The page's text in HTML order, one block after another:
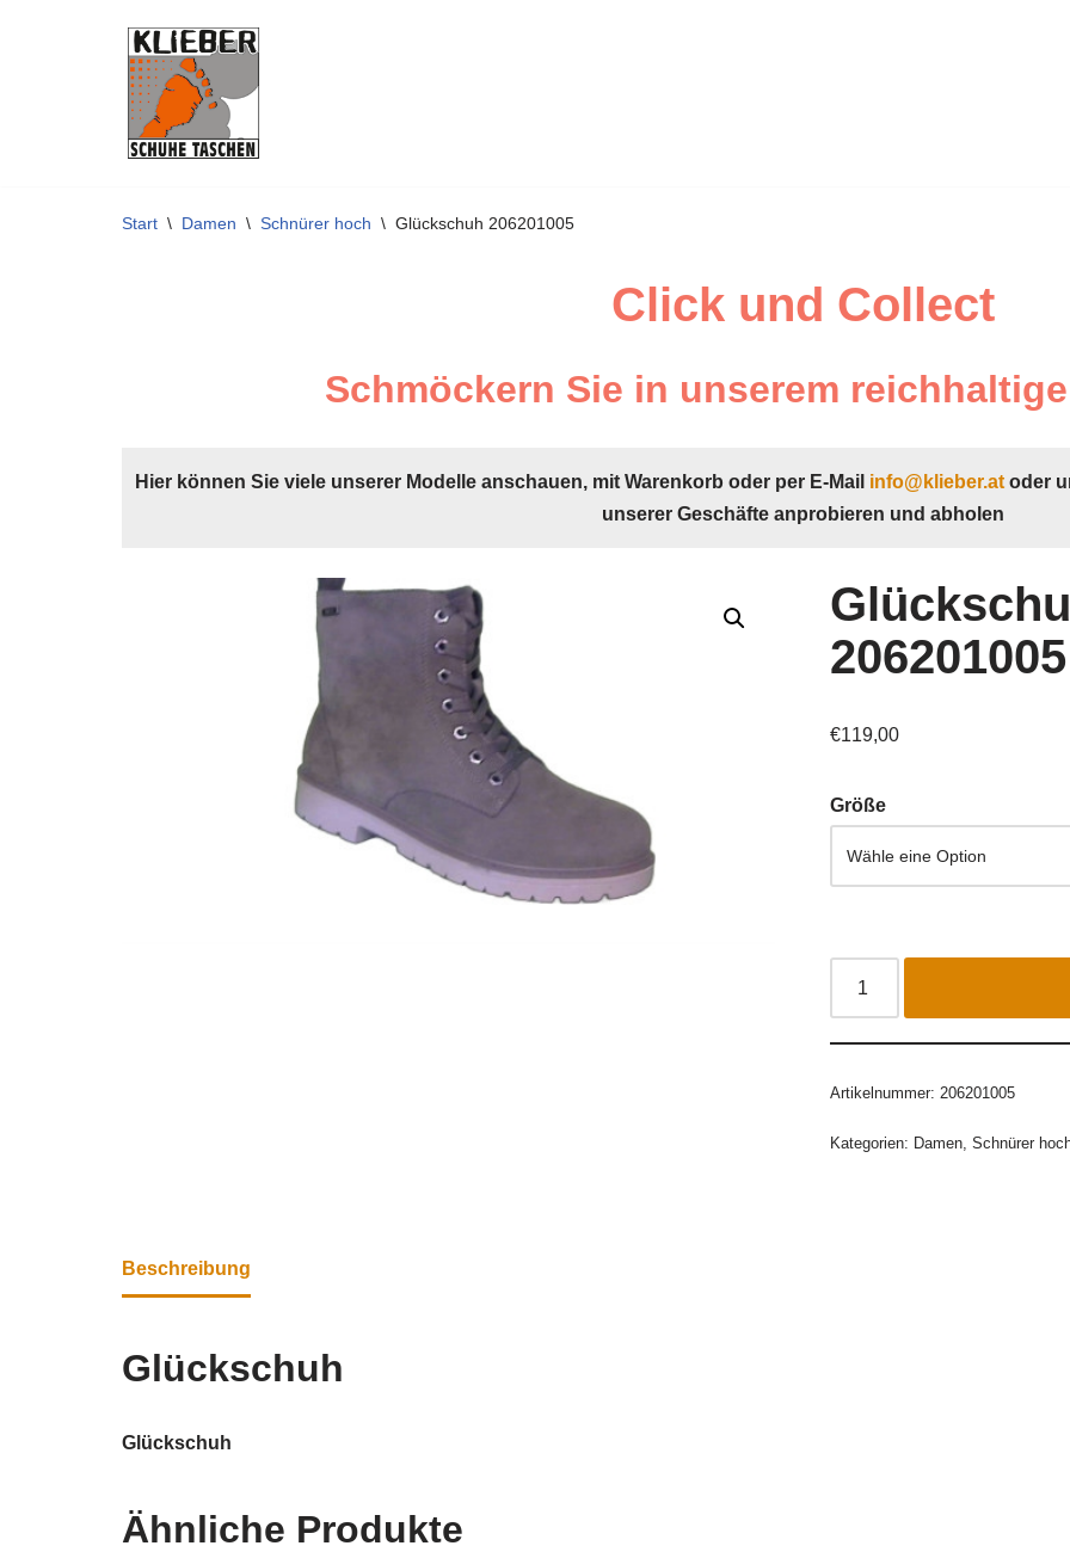
Start \ Damen \ Schnürer hoch \ Glückschuh 206201005
Click und Collect
Schmöckern Sie in unserem
Hier können Sie viele unserer Modelle anschauen, mit Warenkorb oder per E-Mail info@klieber.at oder
unserer Geschäfte anprobieren und abholen
206201005
€119,00
Größe
Artikelnummer: 206201005
Kategorien: Damen, Schnürer
Beschreibung
Glückschuh
Glückschuh
Ähnliche Produkte